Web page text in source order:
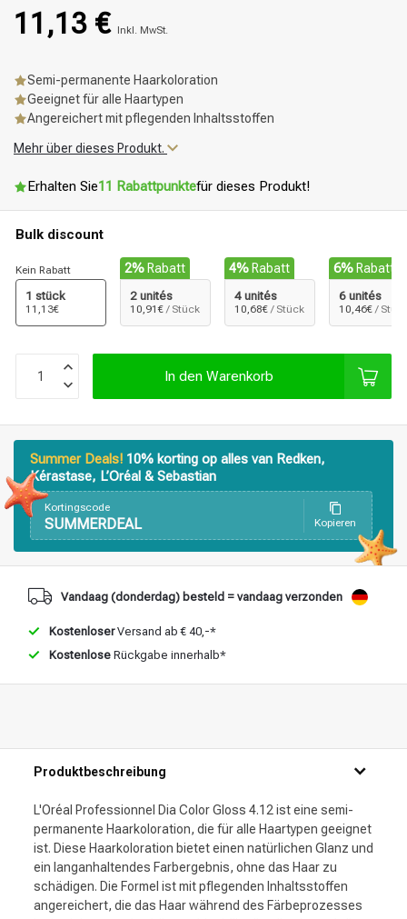
Stylingprodukte
11,13 € Inkl. MwSt.
Semi-permanente Haarkoloration
Geeignet für alle Haartypen
Angereichert mit pflegenden Inhaltsstoffen
Mehr über dieses Produkt.
Erhalten Sie11 Rabattpunktefür dieses Produkt!
Bulk discount
Kein Rabatt
1 stück
11,13€
2% Rabatt
2 unités
10,91€ / Stück
4% Rabatt
4 unités
10,68€ / Stück
6% Rabatt
6 unités
10,46€ /
In den Warenkorb
Summer Deals! 10% korting op alles van Redken,
Kérastase, L’Oréal & Sebastian
Kortingscode
SUMMERDEAL Kopieren
Vandaag (donderdag) besteld = vandaag verzonden
KostenloserVersand ab € 40,-*
Kostenlose Rückgabe innerhalb*
Produktbeschreibung
L'Oréal Professionnel Dia Color Gloss 4.12 ist eine semi-
permanente Haarkoloration, die für alle Haartypen geeignet
ist. Diese Haarkoloration bietet einen natürlichen Glanz und
ein langanhaltendes Farbergebnis, ohne das Haar zu
schädigen. Die Formel ist mit pflegenden Inhaltsstoffen
angereichert, die das Haar während des Färbeprozesses